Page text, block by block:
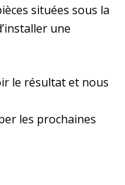
situées sous la
une
le résultat et nous
les prochaines